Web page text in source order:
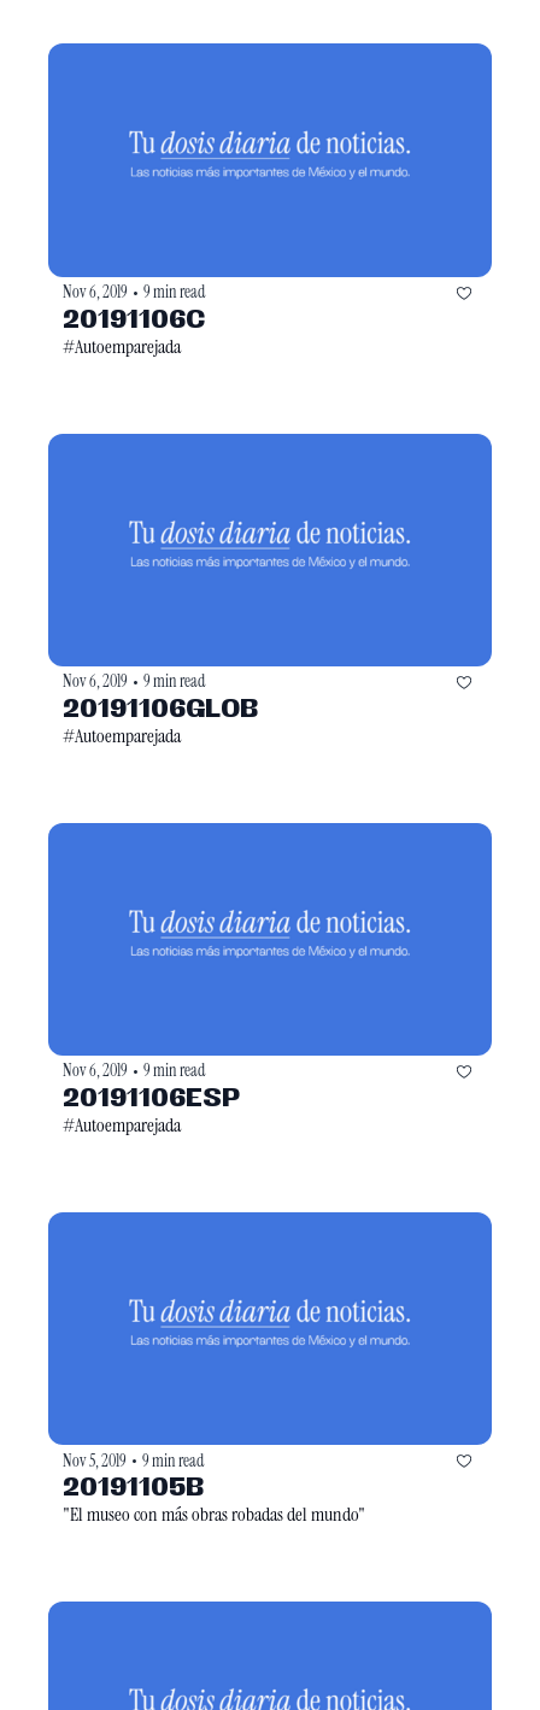
Nov 6, 2019 • 9 min read
20191106C
#Autoemparejada
Nov 6, 2019 • 9 min read
20191106GLOB
#Autoemparejada
Nov 6, 2019 • 9 min read
20191106ESP
#Autoemparejada
Nov 5, 2019 • 9 min read
20191105B
"El museo con más obras robadas del mundo"